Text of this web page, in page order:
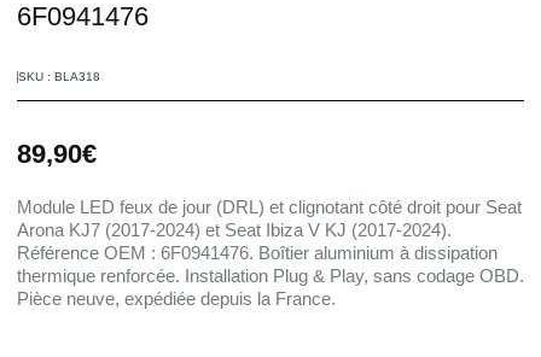
6F0941476
SKU : BLA318
89,90€
Module LED feux de jour (DRL) et clignotant côté droit pour Seat
Arona KJ7 (2017-2024) et Seat Ibiza V KJ (2017-2024).
Référence OEM : 6F0941476. Boîtier aluminium à dissipation
thermique renforcée. Installation Plug & Play, sans codage OBD.
Pièce neuve, expédiée depuis la France.